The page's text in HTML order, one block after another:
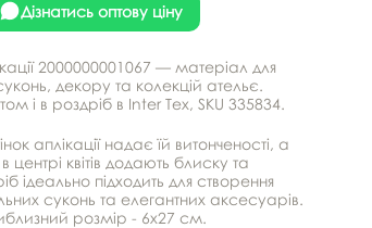
Дізнатись оптову ціну
2000000001067 — матеріал для
декору та колекцій ательє.
і в роздріб в Inter Tex, SKU 335834.
аплікації надає їй витонченості, а
центрі квітів додають блиску та
ідеально підходить для створення
суконь та елегантних аксесуарів.
розмір - 6х27 см.